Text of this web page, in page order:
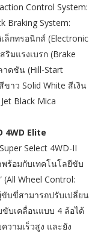
Control System:
Braking System:
ล็กทรอนิกส์ (Electronic
ริมแรงเบรก (Brake
าดชัน (Hill-Start
าว Solid White สีเงิน
Black Mica
4WD Elite
Select 4WD-II
ร้อมกับเทคโนโลยีขับ
Wheel Control:
บขี่สามารถปรับเปลี่ยน
บเคลื่อนแบบ 4 ล้อได้
ามเร็วสูง และยัง